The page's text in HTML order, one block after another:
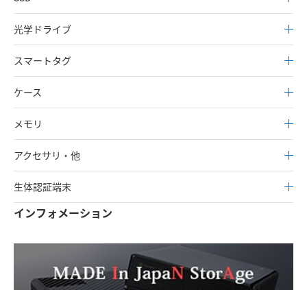
光学ドライブ
スマートタグ
ケース
メモリ
アクセサリ・他
生体認証端末
インフォメーション